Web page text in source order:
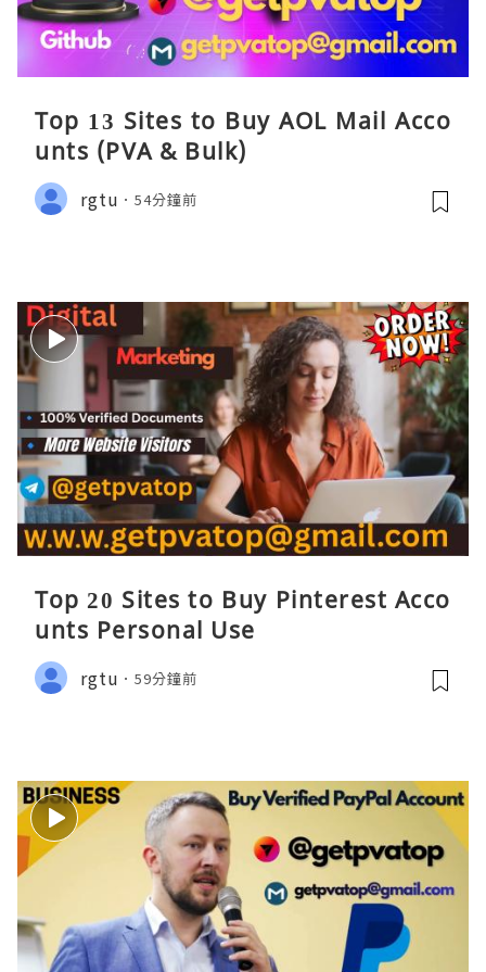
Top 13 Sites to Buy AOL Mail Acco
unts (PVA & Bulk)
rgtu 54分鐘前
Top 20 Sites to Buy Pinterest Acco
unts Personal Use
rgtu 59分鐘前